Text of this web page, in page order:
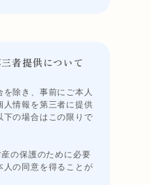
者提供について
除き、事前にご本人
情報を第三者に提供
下の場合はこの限りで
の保護のために必要
の同意を得ることが